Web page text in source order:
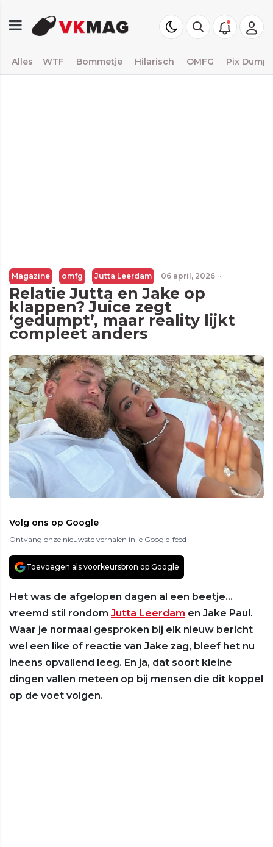
Alles WTF Bommetje Hilarisch OMFG Pix Dump
Magazine omfg Jutta Leerdam 06 april, 2026 ·
Relatie Jutta en Jake op
klappen? Juice zegt
‘gedumpt’, maar reality lijkt
compleet anders
Volg ons op Google
Ontvang onze nieuwste verhalen in je Google-feed
Toevoegen als voorkeursbron op Google
Het was de afgelopen dagen al een beetje…
vreemd stil rondom Jutta Leerdam en Jake Paul.
Waar je normaal gesproken bij elk nieuw bericht
wel een like of reactie van Jake zag, bleef het nu
ineens opvallend leeg. En ja, dat soort kleine
dingen vallen meteen op bij mensen die dit koppel
op de voet volgen.